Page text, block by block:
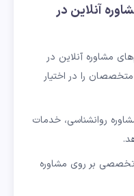
آنلاین در
مشاوره آنلاین در
را در اختیار
روانشناسی، خدمات
بر روی مشاوره